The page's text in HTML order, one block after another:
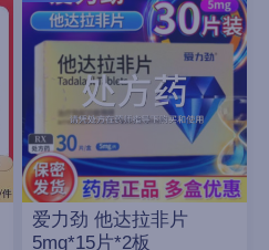
爱力劲 他达拉非片
5mg*15片*2板